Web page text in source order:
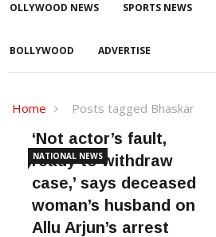
OLLYWOOD NEWS SPORTS NEWS
BOLLYWOOD ADVERTISE
Home Posts tagged Bhaskar
NATIONAL NEWS
‘Not actor’s fault,
ready to withdraw
case,’ says deceased
woman’s husband on
Allu Arjun’s arrest